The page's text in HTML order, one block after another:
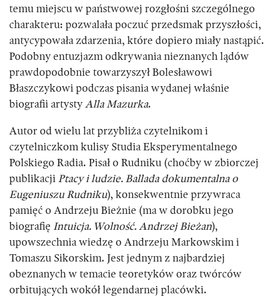
temu miejscu w państwowej rozgłośni szczególnego
charakteru: pozwalała poczuć przedsmak przyszłości,
antycypowała zdarzenia, które dopiero miały nastąpić.
Podobny entuzjazm odkrywania nieznanych lądów
prawdopodobnie towarzyszył Bolesławowi
Błaszczykowi podczas pisania wydanej właśnie
biografii artysty Alla Mazurka.
Autor od wielu lat przybliża czytelnikom i
czytelniczkom kulisy Studia Eksperymentalnego
Polskiego Radia. Pisał o Rudniku (choćby w zbiorczej
publikacji Ptacy i ludzie. Ballada dokumentalna o
Eugeniuszu Rudniku), konsekwentnie przywraca
pamięć o Andrzeju Bieżnie (ma w dorobku jego
biografię Intuicja. Wolność. Andrzej Bieżan),
upowszechnia wiedzę o Andrzeju Markowskim i
Tomaszu Sikorskim. Jest jednym z najbardziej
obeznanych w temacie teoretyków oraz twórców
orbitujących wokół legendarnej placówki.